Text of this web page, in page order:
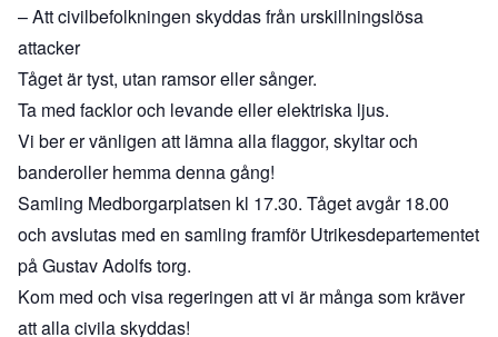
– Att civilbefolkningen skyddas från urskillningslösa
attacker
Tåget är tyst, utan ramsor eller sånger.
Ta med facklor och levande eller elektriska ljus.
Vi ber er vänligen att lämna alla flaggor, skyltar och
banderoller hemma denna gång!
Samling Medborgarplatsen kl 17.30. Tåget avgår 18.00
och avslutas med en samling framför Utrikesdepartementet
på Gustav Adolfs torg.
Kom med och visa regeringen att vi är många som kräver
att alla civila skyddas!